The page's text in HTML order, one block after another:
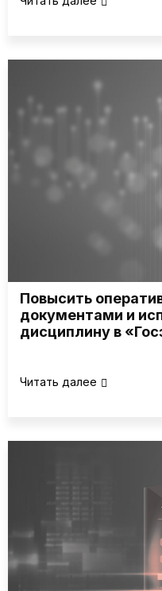
Повысить
документами и
дисциплину в
Читать далее